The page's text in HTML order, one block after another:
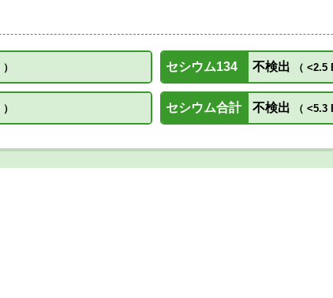
） セシウム134 不検出 （ <2.5
） セシウム合計 不検出 （ <5.3